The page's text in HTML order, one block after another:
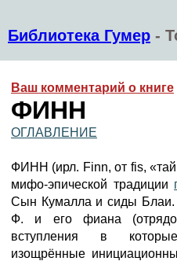
Библиотека Гумер -
Ваш комментарий о книге
ФИНН
ОГЛАВЛЕНИЕ
ФИНН (ирл. Finn, от fis,
мифо-эпической традиции
Сын Кумалла и сиды Блаи.
Ф. и его фиана
вступления в
изощрённые